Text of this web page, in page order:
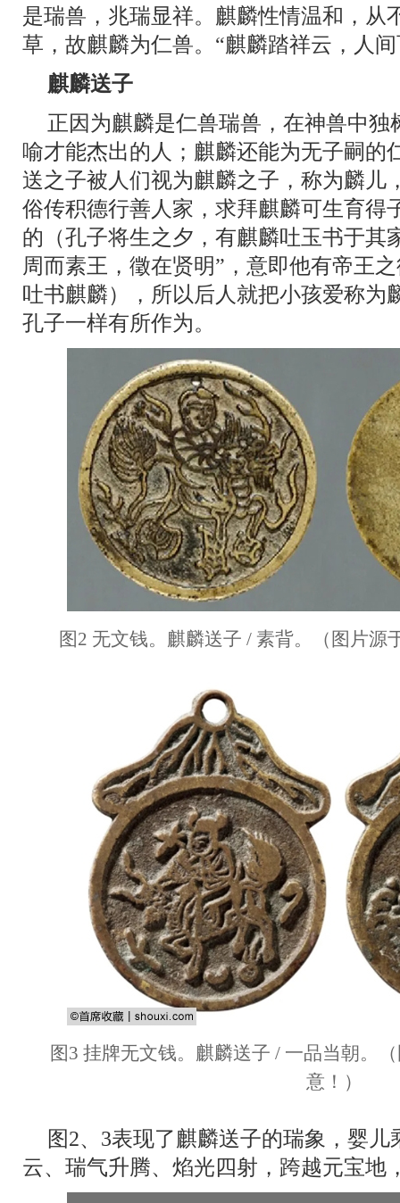
是瑞兽，兆瑞显祥。麒麟性情温和，从
草，故麒麟为仁兽。“麒麟踏祥云，人
麒麟送子
正因为麒麟是仁兽瑞兽，在神兽中
喻才能杰出的人；麒麟还能为无子嗣的
送之子被人们视为麒麟之子，称为麟儿
俗传积德行善人家，求拜麒麟可生育得
的（孔子将生之夕，有麒麟吐玉书于其
周而素王，徵在贤明”，意即他有帝王
吐书麒麟），所以后人就把小孩爱称为
孔子一样有所作为。
图2 无文钱。麒麟送子 / 素背。（图片源
图3 挂牌无文钱。麒麟送子 / 一品当朝。
意！）
图2、3表现了麒麟送子的瑞象，婴
云、瑞气升腾、焰光四射，跨越元宝地